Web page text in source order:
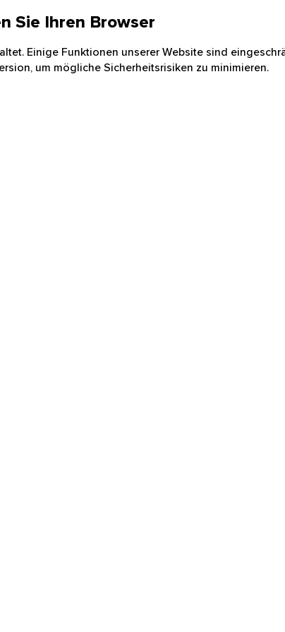
Sie Ihren Browser
Einige Funktionen unserer Website sind
um mögliche Sicherheitsrisiken zu minimieren.